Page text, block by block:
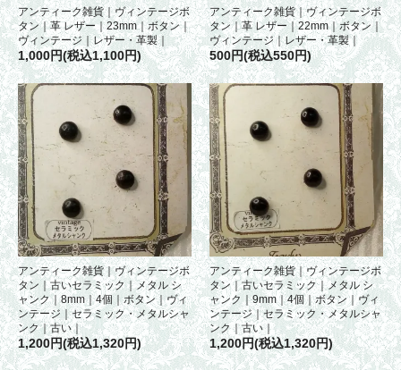
アンティーク雑貨｜ヴィンテージボ
タン｜革 レザー｜23mm｜ボタン｜
ヴィンテージ｜レザー・革製｜
1,000円(税込1,100円)
アンティーク雑貨｜ヴィンテージボ
タン｜革 レザー｜22mm｜ボタン｜
ヴィンテージ｜レザー・革製｜
500円(税込550円)
アンティーク雑貨｜ヴィンテージボ
タン｜古いセラミック｜メタル シ
ャンク｜8mm｜4個｜ボタン｜ヴィ
ンテージ｜セラミック・メタルシャ
ンク｜古い｜
1,200円(税込1,320円)
アンティーク雑貨｜ヴィンテージボ
タン｜古いセラミック｜メタル シ
ャンク｜9mm｜4個｜ボタン｜ヴィ
ンテージ｜セラミック・メタルシャ
ンク｜古い｜
1,200円(税込1,320円)